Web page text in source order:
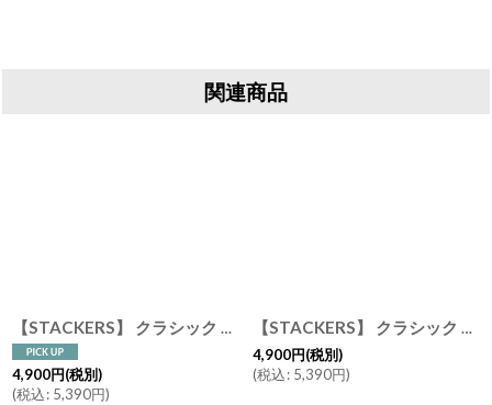
関連商品
【STACKERS】 クラシック ジュエリーボックス 3sec トープ グレージュ Taupe スタッカーズ ロンドン イギリス
4,900円(税別)
(税込: 5,390円)
【STACKERS】 クラシック ジュエリーボックス 5sec トープ グレージュTaupe スタッカーズ イギリス ロンドン
4,900円(税別)
(税込: 5,390円)